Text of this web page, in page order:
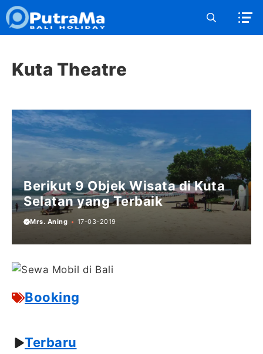
Langsung
ke
isi
Kuta Theatre
Berikut 9 Objek Wisata di Kuta
Selatan yang Terbaik
Mrs. Aning 17-03-2019
Booking
Terbaru